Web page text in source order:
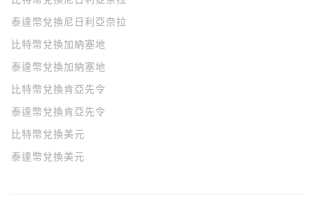
泰達幣兌換尼日利亞奈拉
比特幣兌換加納塞地
泰達幣兌換加納塞地
比特幣兌換肯亞先令
泰達幣兌換肯亞先令
比特幣兌換美元
泰達幣兌換美元